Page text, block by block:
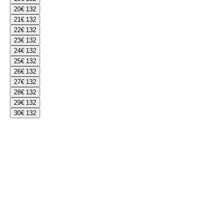
20€ 132
21€ 132
22€ 132
23€ 132
24€ 132
25€ 132
26€ 132
27€ 132
28€ 132
29€ 132
30€ 132